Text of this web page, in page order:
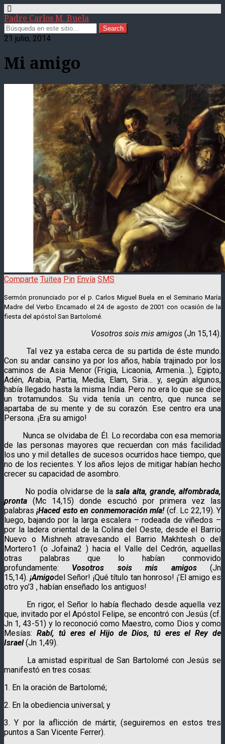
Padre Carlos M. Buela
21 julio, 2014
Mi amigo
Comparte Tuitea Pin Envía SMS
Sermón pronunciado por el p. Carlos Miguel Buela en el Seminario María
Madre del Verbo Encarnado el 24 de agosto de 2001 con ocasión de la
fiesta del apóstol San Bartolomé.
Vosotros sois mis amigos (Jn 15,14).
Tal vez ya estaba cerca de su partida de éste mundo.
Con su andar cansino ya por los años, había trajinado por los
caminos de Asia Menor (Frigia, Licaonia, Armenia…), Egipto,
Adén, Arabia, Partia, Media, Elam, Siria… y, según algunos,
había llegado hasta la misma India. Pero no era lo que se dice
un trotamundos. Su vida tenía un centro, que nunca se
apartaba de su mente y de su corazón. Ese centro era una
Persona. ¡Era su amigo!
Nunca se olvidaba de Él. Lo recordaba con esa memoria
de las personas mayores que recuerdan con más facilidad
los uno y mil detalles de sucesos ocurridos hace tiempo, que
no de los recientes. Y los años lejos de mitigar habían hecho
crecer su capacidad de asombro.
No podía olvidarse de lasala alta, grande, alfombrada,
pronta (Mc 14,15) donde escuchó por primera vez las
palabras¡Haced esto en conmemoración mía! (cf. Lc 22,19). Y
luego, bajando por la larga escalera – rodeada de viñedos –
por la ladera oriental de la Colina del Oeste, desde el Barrio
Nuevo o Mishneh atravesando el Barrio Makhtesh o del
Mortero1 (o Jofaina2 ) hacia el Valle del Cedrón, aquellas
otras palabras que lo habían conmovido
profundamente: Vosotros sois mis amigos
(Jn
15,14).¡Amigodel Señor! ¡Qué título tan honroso! ¡’El amigo es
otro yo’3 , habían enseñado los antiguos!
En rigor, el Señor lo había flechado desde aquella vez
que, invitado por el Apóstol Felipe, se encontró con Jesús (cf.
Jn 1, 43-51) y lo reconoció como Maestro, como Dios y como
Mesías: Rabí, tú eres el Hijo de Dios, tú eres el Rey de
Israel (Jn 1,49).
La amistad espiritual de San Bartolomé con Jesús se
manifestó en tres cosas:
1. En la oración de Bartolomé;
2. En la obediencia universal; y
3. Y por la aflicción de mártir, (seguiremos en estos tres
puntos a San Vicente Ferrer).